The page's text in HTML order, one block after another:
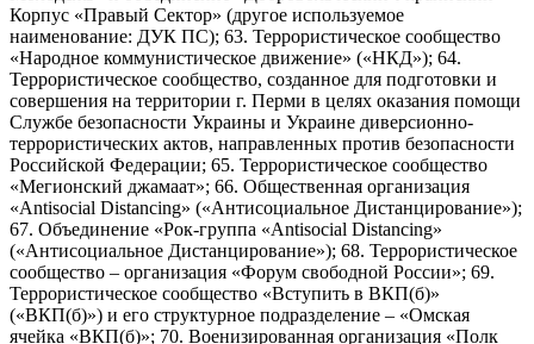
Корпус «Правый Сектор» (другое используемое
наименование: ДУК ПС); 63. Террористическое сообщество
«Народное коммунистическое движение» («НКД»); 64.
Террористическое сообщество, созданное для подготовки и
совершения на территории г. Перми в целях оказания помощи
Службе безопасности Украины и Украине диверсионно-
террористических актов, направленных против безопасности
Российской Федерации; 65. Террористическое сообщество
«Мегионский джамаат»; 66. Общественная организация
«Antisocial Distancing» («Антисоциальное Дистанцирование»);
67. Объединение «Рок-группа «Antisocial Distancing»
(«Антисоциальное Дистанцирование»); 68. Террористическое
сообщество – организация «Форум свободной России»; 69.
Террористическое сообщество «Вступить в ВКП(б)»
(«ВКП(б)») и его структурное подразделение – «Омская
ячейка «ВКП(б)»; 70. Военизированная организация «Полк